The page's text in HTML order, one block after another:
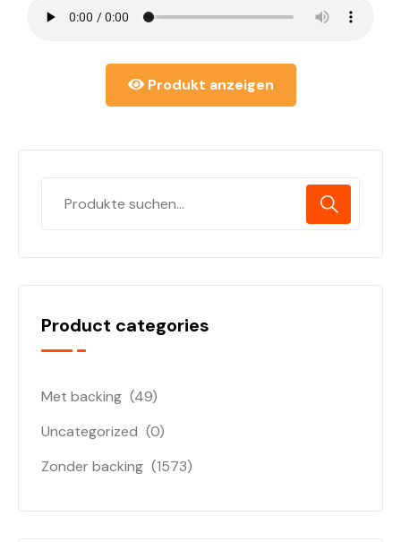
Produkt anzeigen
Product categories
Met backing (49)
Uncategorized (0)
Zonder backing (1573)